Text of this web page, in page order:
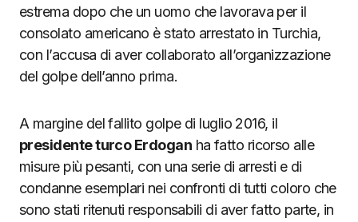
estrema dopo che un uomo che lavorava per il
consolato americano è stato arrestato in Turchia,
con l’accusa di aver collaborato all’organizzazione
del golpe dell’anno prima.
A margine del fallito golpe di luglio 2016, il
presidente turco Erdogan ha fatto ricorso alle
misure più pesanti, con una serie di arresti e di
condanne esemplari nei confronti di tutti coloro che
sono stati ritenuti responsabili di aver fatto parte, in